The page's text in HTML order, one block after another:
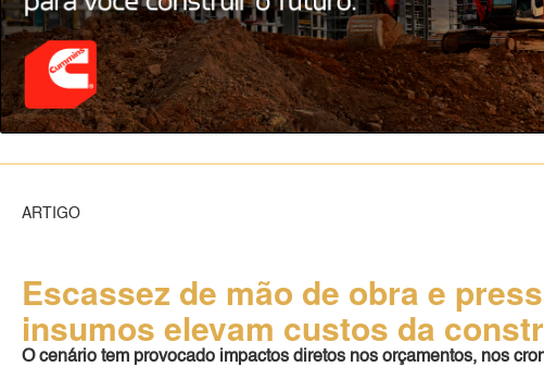
ARTIGO
Escassez de mão de obra e
insumos elevam custos da
O cenário tem provocado impactos diretos nos orçamentos, nos